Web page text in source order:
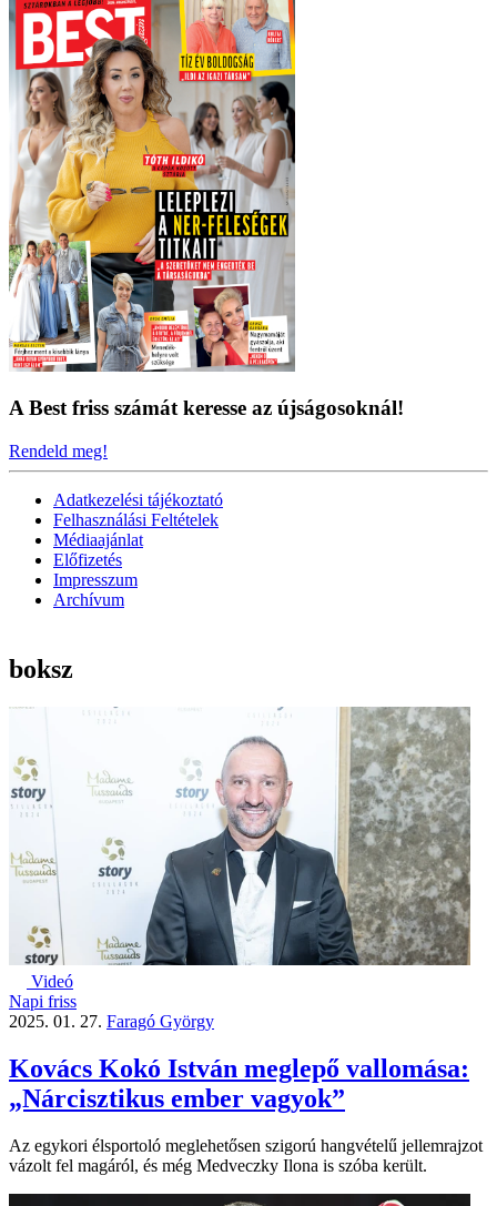
A Best friss számát keresse az újságosoknál!
Rendeld meg!
Adatkezelési tájékoztató
Felhasználási Feltételek
Médiaajánlat
Előfizetés
Impresszum
Archívum
boksz
Videó
Napi friss
2025. 01. 27. Faragó György
Kovács Kokó István meglepő vallomása:
„Nárcisztikus ember vagyok”
Az egykori élsportoló meglehetősen szigorú hangvételű jellemrajzot
vázolt fel magáról, és még Medveczky Ilona is szóba került.